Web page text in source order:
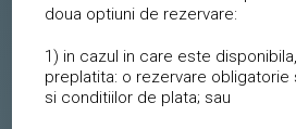
doua optiuni de rezervare:
1) in cazul in care este
preplatita: o rezervare obligatorie
si conditiilor de plata; sau